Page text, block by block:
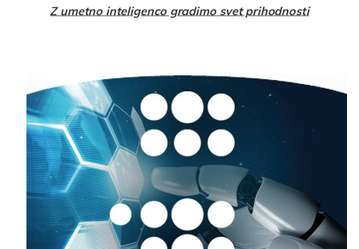
Z umetno inteligenco gradimo svet prihodnosti